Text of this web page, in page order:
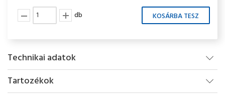
db
Technikai adatok
Tartozékok